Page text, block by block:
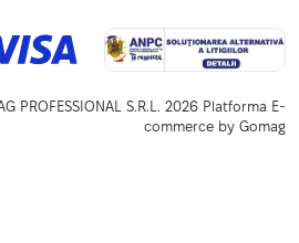
PROFESSIONAL S.R.L. 2026 Platforma E-
commerce by Gomag